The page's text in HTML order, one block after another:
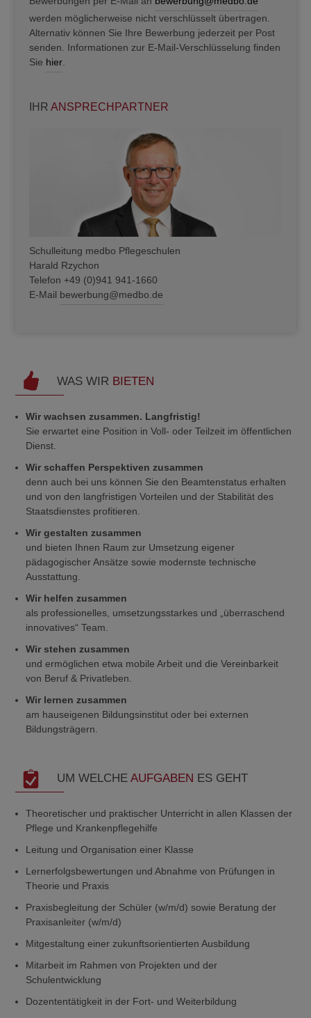
werden möglicherweise nicht verschlüsselt übertragen.
Alternativ können Sie Ihre Bewerbung jederzeit per Post
senden. Informationen zur E-Mail-Verschlüsselung finden
Sie hier
IHRANSPRECHPARTNER
Schulleitung medbo Pflegeschulen
Harald Rzychon
Telefon +49 (0)941 941-1660
E-Mail bewerbung@medbo.de
WAS WIR BIETEN
Wir wachsen zusammen. Langfristig!
Sie erwartet eine Position in Voll- oder Teilzeit im öffentlichen
Dienst.
Wir schaffen Perspektiven zusammen
denn auch bei uns können Sie den Beamtenstatus erhalten
und von den langfristigen Vorteilen und der Stabilität des
Staatsdienstes profitieren.
Wir gestalten zusammen
und bieten Ihnen Raum zur Umsetzung eigener
pädagogischer Ansätze sowie modernste technische
Ausstattung.
Wir helfen zusammen
als professionelles, umsetzungsstarkes und „überraschend
innovatives“ Team.
Wir stehen zusammen
und ermöglichen etwa mobile Arbeit und die Vereinbarkeit
von Beruf & Privatleben.
Wir lernen zusammen
am hauseigenen Bildungsinstitut oder bei externen
Bildungsträgern.
UM WELCHEAUFGABEN ES GEHT
Theoretischer und praktischer Unterricht in allen Klassen der
Pflege und Krankenpflegehilfe
Leitung und Organisation einer Klasse
Lernerfolgsbewertungen und Abnahme von Prüfungen in
Theorie und Praxis
Praxisbegleitung der Schüler (w/m/d) sowie Beratung der
Praxisanleiter (w/m/d)
Mitgestaltung einer zukunftsorientierten Ausbildung
Mitarbeit im Rahmen von Projekten und der
Schulentwicklung
Dozententätigkeit in der Fort- und Weiterbildung